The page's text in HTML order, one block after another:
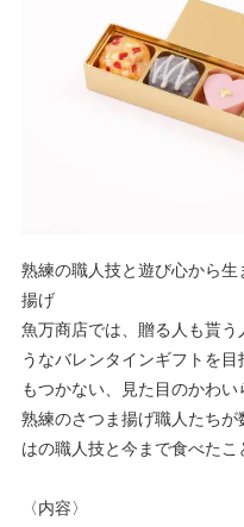
熟練の職人技と遊び心から生
揚げ
魚万商店では、贈る人も貰う
うなバレンタインギフトを
もつかない、見た目のかわい
熟練のさつま揚げ職人たち
はの職人技と今まで食べたこ
〈内容〉